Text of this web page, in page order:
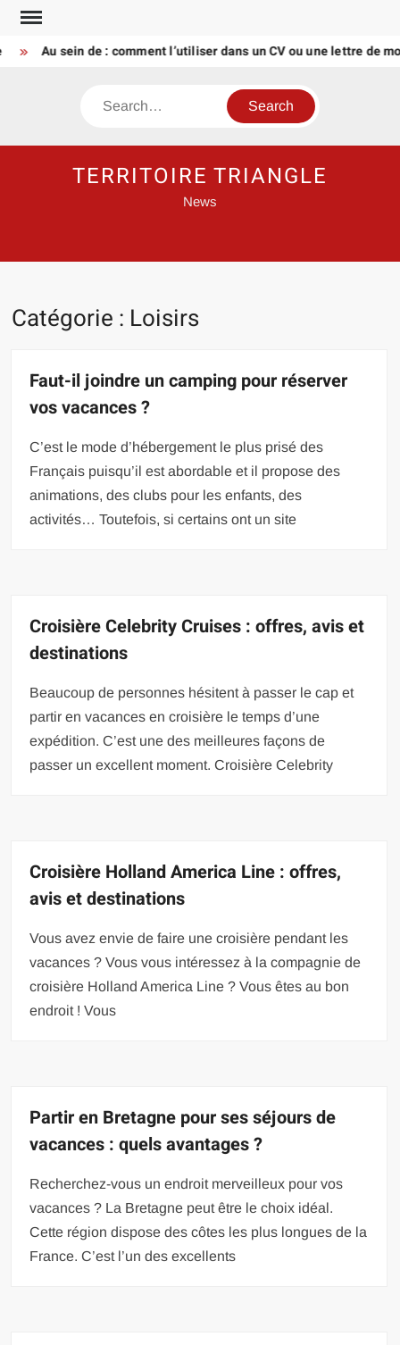
Skip
content
Au sein de : comment l’utiliser dans un CV ou une lettre de
Search
TERRITOIRE TRIANGLE
News
Catégorie : Loisirs
Faut-il joindre un camping pour réserver
vos vacances ?
C’est le mode d’hébergement le plus prisé des
Français puisqu’il est abordable et il propose des
animations, des clubs pour les enfants, des
activités… Toutefois, si certains ont un site
Croisière Celebrity Cruises : offres, avis et
destinations
Beaucoup de personnes hésitent à passer le cap et
partir en vacances en croisière le temps d’une
expédition. C’est une des meilleures façons de
passer un excellent moment. Croisière Celebrity
Croisière Holland America Line : offres,
avis et destinations
Vous avez envie de faire une croisière pendant les
vacances ? Vous vous intéressez à la compagnie de
croisière Holland America Line ? Vous êtes au bon
endroit ! Vous
Partir en Bretagne pour ses séjours de
vacances : quels avantages ?
Recherchez-vous un endroit merveilleux pour vos
vacances ? La Bretagne peut être le choix idéal.
Cette région dispose des côtes les plus longues de la
France. C’est l’un des excellents